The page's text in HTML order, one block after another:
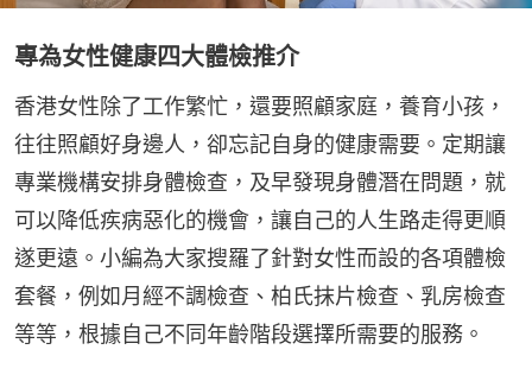
專為女性健康四大體檢推介
香港女性除了工作繁忙，還要照顧家庭，養育小孩，
往往照顧好身邊人，卻忘記自身的健康需要。定期讓
專業機構安排身體檢查，及早發現身體潛在問題，就
可以降低疾病惡化的機會，讓自己的人生路走得更順
遂更遠。小編為大家搜羅了針對女性而設的各項體檢
套餐，例如月經不調檢查、柏氏抹片檢查、乳房檢查
等等，根據自己不同年齡階段選擇所需要的服務。